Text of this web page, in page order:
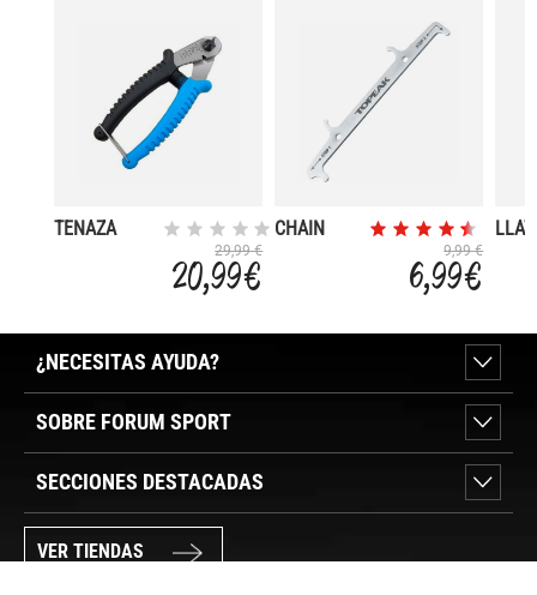
TENAZA
29,99 €
20,99 €
CHAIN
9,99 €
6,99 €
¿NECESITAS AYUDA?
SOBRE FORUM SPORT
SECCIONES DESTACADAS
VER TIENDAS